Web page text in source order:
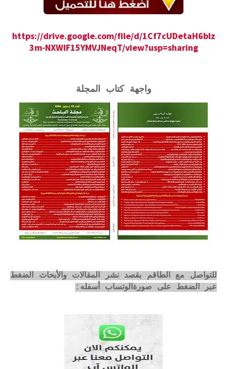
https://drive.google.com/file/d/1Cf7cUDetaH6blz
3m-NXWIF15YMVJNeqT/view?usp=sharing
واجهة كتاب المجلة
للتواصل مع الطاقم بقصد نشر المقالات والأبحاث الضغط
عبر الضغط على صورةالوتساب أسفله: